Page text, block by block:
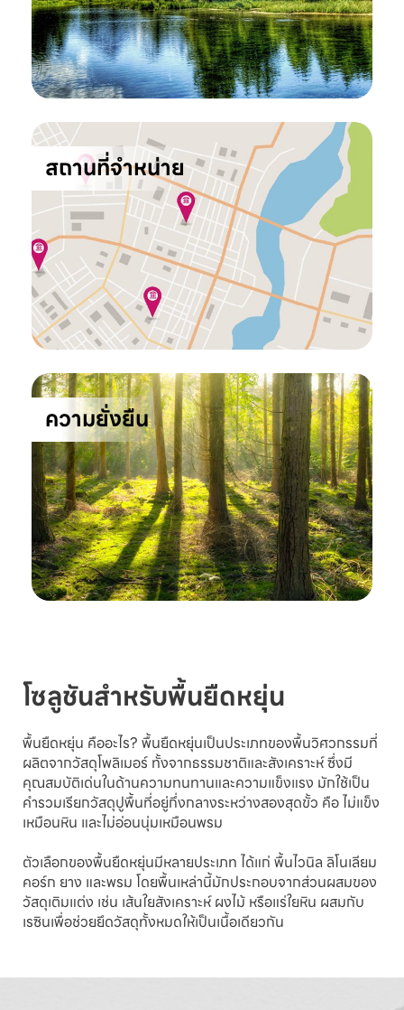
สถานที่จำหน่าย
ความยั่งยืน
โซลูชันสำหรับพื้นยืดหยุ่น
พื้นยืดหยุ่น คืออะไร? พื้นยืดหยุ่นเป็นประเภทของพื้นวิศวกรรมที่
ผลิตจากวัสดุโพลิเมอร์ ทั้งจากธรรมชาติและสังเคราะห์ ซึ่งมี
คุณสมบัติเด่นในด้านความทนทานและความแข็งแรง มักใช้เป็น
คำรวมเรียกวัสดุปูพื้นที่อยู่กึ่งกลางระหว่างสองสุดขั้ว คือ ไม่แข็ง
เหมือนหิน และไม่อ่อนนุ่มเหมือนพรม
ตัวเลือกของพื้นยืดหยุ่นมีหลายประเภท ได้แก่ พื้นไวนิล ลิโนเลียม
คอร์ก ยาง และพรม โดยพื้นเหล่านี้มักประกอบจากส่วนผสมของ
วัสดุเติมแต่ง เช่น เส้นใยสังเคราะห์ ผงไม้ หรือแร่ใยหิน ผสมกับ
เรซินเพื่อช่วยยึดวัสดุทั้งหมดให้เป็นเนื้อเดียวกัน